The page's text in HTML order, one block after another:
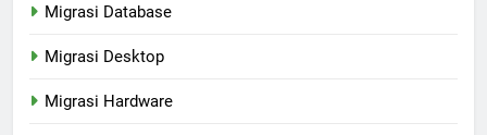
Migrasi Database
Migrasi Desktop
Migrasi Hardware